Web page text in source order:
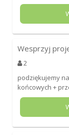
Wesprzyj
2
podziękujemy
końcowych +